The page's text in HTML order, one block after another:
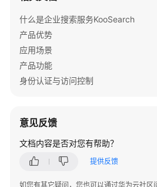
什么是企业搜索服务KooSearch
产品优势
应用场景
产品功能
身份认证与访问控制
意见反馈
文档内容是否对您有帮助？
提供反馈
如您有其它疑问，您也可以通过华为云社区